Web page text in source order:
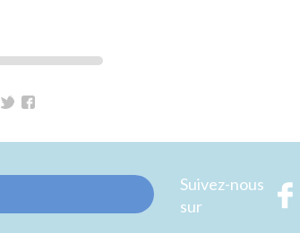
Twitter
Facebook
Suivez-nous
sur